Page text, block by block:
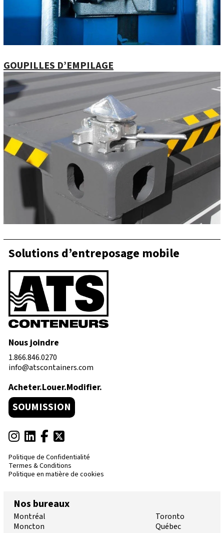
GOUPILLES D’EMPILAGE
Solutions d’entreposage mobile
Nous joindre
1.866.846.0270
info@atscontainers.com
Acheter.Louer.Modifier.
SOUMISSION
Politique de Confidentialité
Termes & Conditions
Politique en matière de cookies
Nos bureaux
Montréal
Toronto
Moncton
Québec